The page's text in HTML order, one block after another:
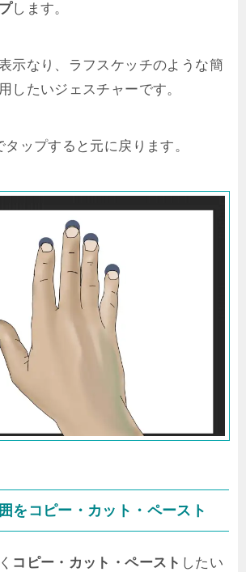
します。
示なり、ラフスケッチのような簡
したいジェスチャーです。
ップすると元に戻ります。
をコピー・カット・ペースト
コピー・カット・ペースト したい